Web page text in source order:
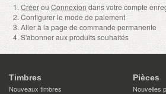
Créerou Connexion dans votre compte
Configurer le mode de paiement
Aller à la page de commande permanente
S'abonner aux produits souhaités
Timbres
Nouveaux timbres
Pièces
Nouvelles